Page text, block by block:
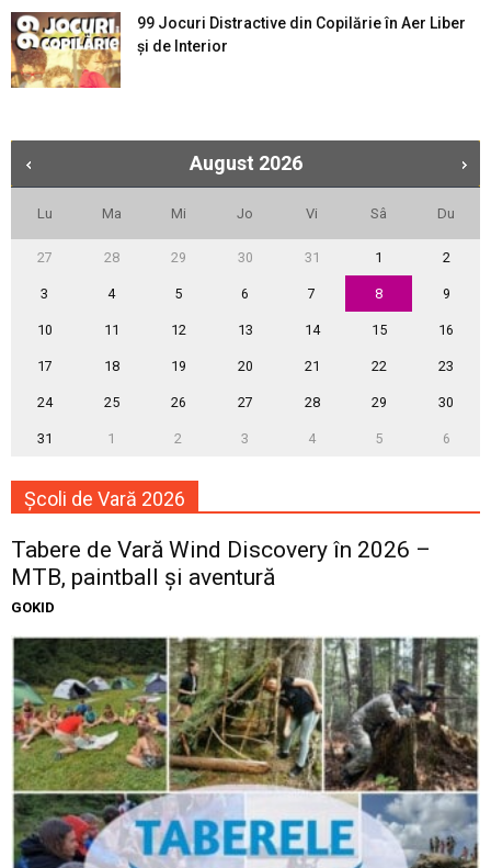
99 Jocuri Distractive din Copilărie în Aer Liber
şi de Interior
August 2026
Lu Ma Mi Jo Vi Sâ Du
27 28 29 30 31 1 2
3 4 5 6 7 8 9
10 11 12 13 14 15 16
17 18 19 20 21 22 23
24 25 26 27 28 29 30
31 1 2 3 4 5 6
Școli de Vară 2026
Tabere de Vară Wind Discovery în 2026 –
MTB, paintball și aventură
GOKID